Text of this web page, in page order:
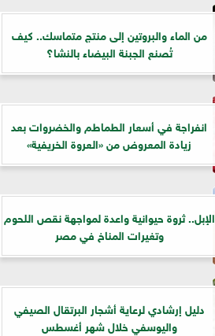
من الماء والبروتين إلى منتج متماسك.. كيف
تُصنع الجبنة البيضاء بالنشا؟
انفراجة في أسعار الطماطم والخضروات بعد
زيادة المعروض من «العروة الخريفية»
الإبل.. ثروة حيوانية واعدة لمواجهة نقص اللحوم
وتغيرات المناخ في مصر
دليل إرشادي لرعاية أشجار البرتقال الصيفي
واليوسفي خلال شهر أغسطس